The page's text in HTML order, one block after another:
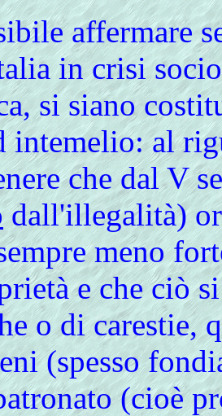
affermare
in crisi
si siano
intemelio: al
che dal V
dall'illegalità)
meno
e che ciò
o di carestie,
(spesso
(cioè